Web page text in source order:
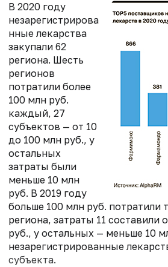
В 2020 году
незарегистрирова
нные лекарства
закупали 62
региона. Шесть
регионов
потратили более
100 млн руб.
каждый, 27
субъектов — от 10
до 100 млн руб., у
остальных
затраты были
меньше 10 млн
руб. В 2019 году
больше 100 млн руб. потратили
региона, затраты 11 составили
руб., у остальных — меньше 10
незарегистрированные
субъекта.